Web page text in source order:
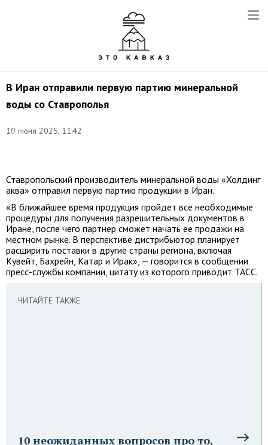
В Иран отправили первую партию минеральной
воды со Ставрополья
10 июня 2025, 11:42
Елена
Ставропольский производитель минеральной воды «Холдинг
аква» отправил первую партию продукции в Иран.
«В ближайшее время продукция пройдет все необходимые
процедуры для получения разрешительных документов в
Иране, после чего партнер сможет начать ее продажи на
местном рынке. В перспективе дистрибьютор планирует
расширить поставки в другие страны региона, включая
Кувейт, Бахрейн, Катар и Ирак», — говорится в сообщении
пресс-службы компании, цитату из которого приводит ТАСС.
ЧИТАЙТЕ ТАКЖЕ
10 неожиданных вопросов про то,